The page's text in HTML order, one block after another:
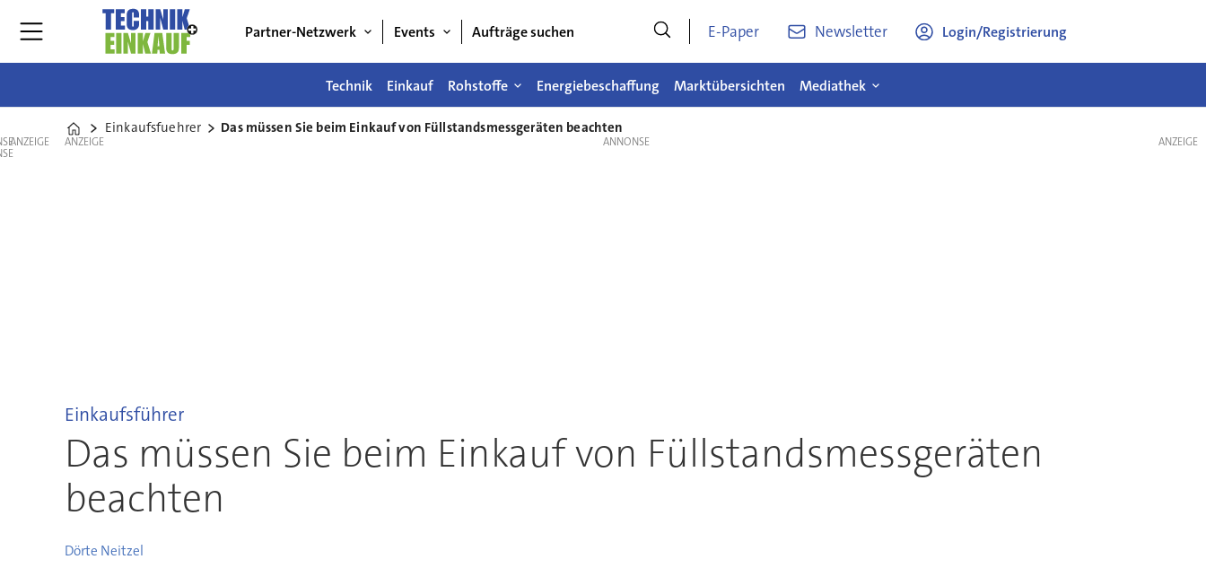
Partner-Netzwerk Events Aufträge suchen E-Paper Newsletter Login/Registrierung
Technik Einkauf Rohstoffe Energiebeschaffung Marktübersichten Mediathek
Home
Einkaufsfuehrer Das müssen Sie beim Einkauf von Füllstandsmessgeräten beachten
ANZEIGE ANZEIGE
Einkaufsführer
Das müssen Sie beim Einkauf von Füllstandsmessgeräten
beachten
Dörte Neitzel
ANZEIGE